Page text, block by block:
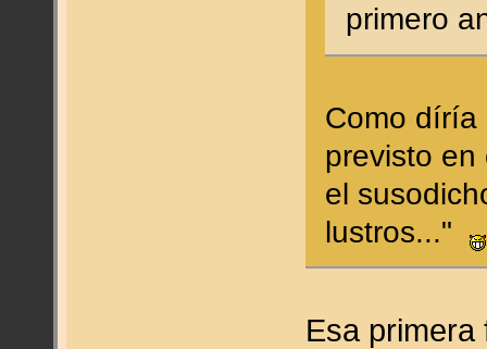
primero
Como díría
previsto
el
lustros..."
Esa primera